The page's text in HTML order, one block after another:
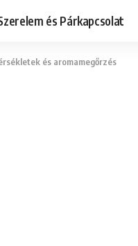
és Párkapcsolat
és aromamegőrzés